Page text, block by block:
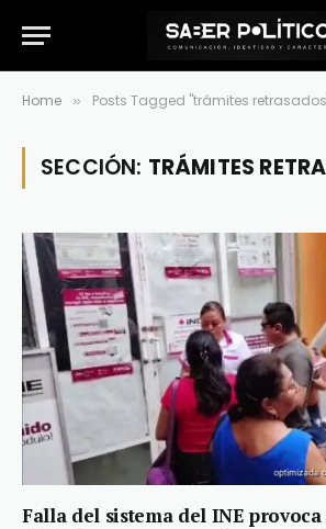
Home » Posts Tagged "trámites
SECCIÓN: TRÁMITES
Falla del sistema del INE